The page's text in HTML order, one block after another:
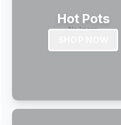
Hot Pots